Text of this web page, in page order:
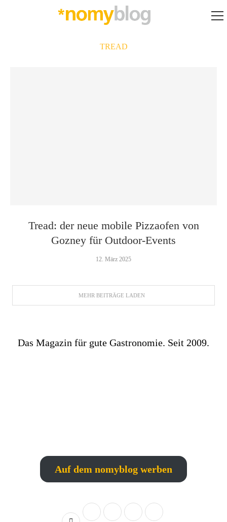
TREAD
Tread: der neue mobile Pizzaofen von
Gozney für Outdoor-Events
12. März 2025
MEHR BEITRÄGE LADEN
Das Magazin für gute Gastronomie. Seit 2009.
Auf dem nomyblog werben